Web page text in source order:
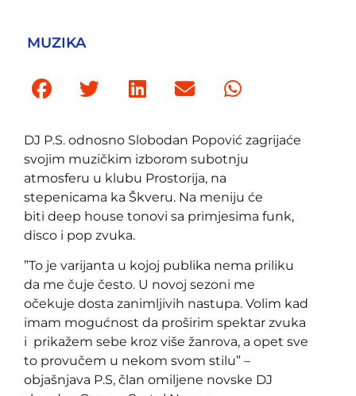
MUZIKA
DJ P.S. odnosno Slobodan Popović zagrijaće
svojim muzičkim izborom subotnju
atmosferu u klubu Prostorija, na
stepenicama ka Škveru. Na meniju će
biti deep house tonovi sa primjesima funk,
disco i pop zvuka.
”To je varijanta u kojoj publika nema priliku
da me čuje često. U novoj sezoni me
očekuje dosta zanimljivih nastupa. Volim kad
imam mogućnost da proširim spektar zvuka
i prikažem sebe kroz više žanrova, a opet sve
to provučem u nekom svom stilu” –
objašnjava P.S, član omiljene novske DJ